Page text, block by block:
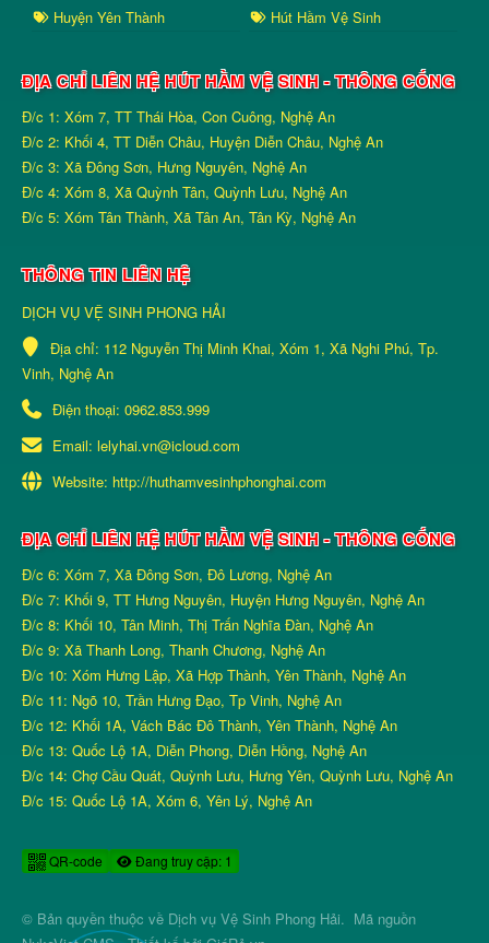
Huyện Yên Thành
Hút Hầm Vệ Sinh
ĐỊA CHỈ LIÊN HỆ HÚT HẦM VỆ SINH - THÔNG CỐNG
Đ/c 1: Xóm 7, TT Thái Hòa, Con Cuông, Nghệ An
Đ/c 2: Khối 4, TT Diễn Châu, Huyện Diễn Châu, Nghệ An
Đ/c 3: Xã Đông Sơn, Hưng Nguyên, Nghệ An
Đ/c 4: Xóm 8, Xã Quỳnh Tân, Quỳnh Lưu, Nghệ An
Đ/c 5: Xóm Tân Thành, Xã Tân An, Tân Kỳ, Nghệ An
THÔNG TIN LIÊN HỆ
DỊCH VỤ VỆ SINH PHONG HẢI
Địa chỉ: 112 Nguyễn Thị Minh Khai, Xóm 1, Xã Nghi Phú, Tp.
Vinh, Nghệ An
Điện thoại: 0962.853.999
Email: lelyhai.vn@icloud.com
Website: http://huthamvesinhphonghai.com
ĐỊA CHỈ LIÊN HỆ HÚT HẦM VỆ SINH - THÔNG CỐNG
Đ/c 6: Xóm 7, Xã Đông Sơn, Đô Lương, Nghệ An
Đ/c 7: Khối 9, TT Hưng Nguyên, Huyện Hưng Nguyên, Nghệ An
Đ/c 8: Khối 10, Tân Minh, Thị Trấn Nghĩa Đàn, Nghệ An
Đ/c 9: Xã Thanh Long, Thanh Chương, Nghệ An
Đ/c 10: Xóm Hưng Lập, Xã Hợp Thành, Yên Thành, Nghệ An
Đ/c 11: Ngõ 10, Trần Hưng Đạo, Tp Vinh, Nghệ An
Đ/c 12: Khối 1A, Vách Bác Đô Thành, Yên Thành, Nghệ An
Đ/c 13: Quốc Lộ 1A, Diễn Phong, Diễn Hồng, Nghệ An
Đ/c 14: Chợ Cầu Quát, Quỳnh Lưu, Hưng Yên, Quỳnh Lưu, Nghệ An
Đ/c 15: Quốc Lộ 1A, Xóm 6, Yên Lý, Nghệ An
QR-code Đang truy cập: 1
© Bản quyền thuộc về Dịch vụ Vệ Sinh Phong Hải. Mã nguồn